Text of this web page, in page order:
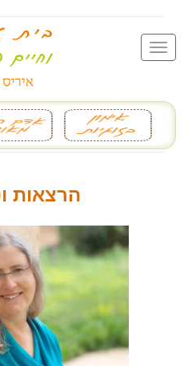
הרצאות